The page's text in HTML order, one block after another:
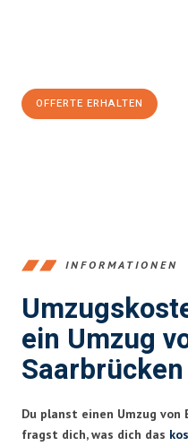
OFFERTE ERHALTEN
INFORMATIONEN
ein Umzug
Saarbrücken
Du planst einen Umzug von
fragst dich, was dich das